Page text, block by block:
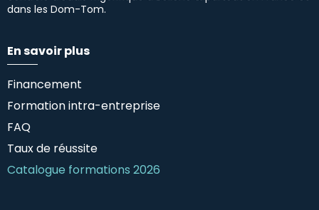
dans les Dom-Tom.
En savoir plus
Financement
Formation intra-entreprise
FAQ
Taux de réussite
Catalogue formations 2026